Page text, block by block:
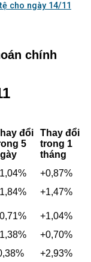
cho ngày 14/11
chính
đổi
5
Thay đổi
trong 1
tháng
+0,87%
+1,47%
+1,04%
+0,70%
+2,93%